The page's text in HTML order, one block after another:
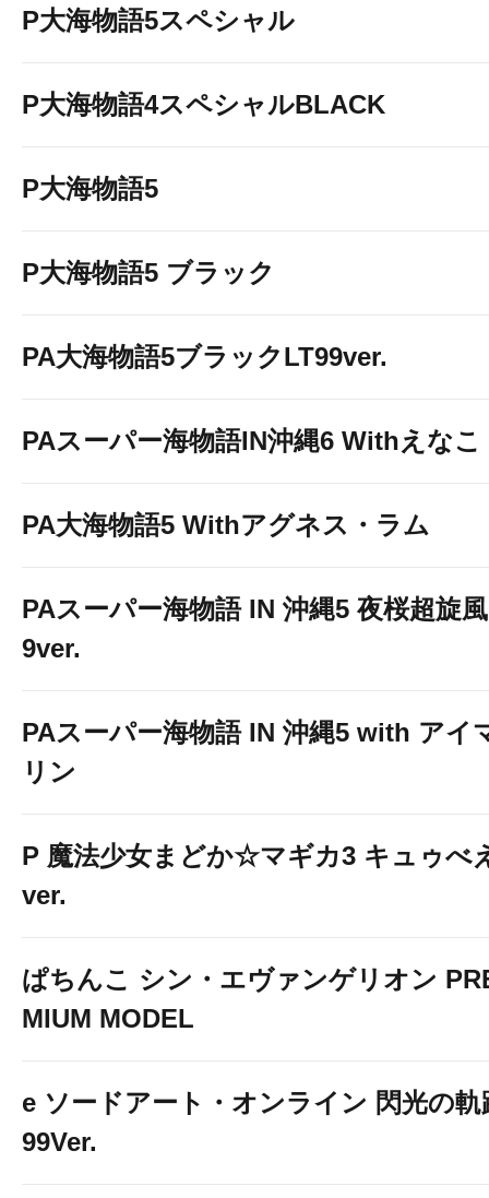
P大海物語5スペシャル
P大海物語4スペシャルBLACK
P大海物語5
P大海物語5 ブラック
PA大海物語5ブラックLT99ver.
PAスーパー海物語IN沖縄6 Withえなこ
PA大海物語5 Withアグネス・ラム
PAスーパー海物語 IN 沖縄5 夜桜超旋
9ver.
PAスーパー海物語 IN 沖縄5 with アイ
リン
P 魔法少女まどか☆マギカ3 キュゥべ
ver.
ぱちんこ シン・エヴァンゲリオン
MIUM MODEL
e ソードアート・オンライン 閃光の軌
99Ver.